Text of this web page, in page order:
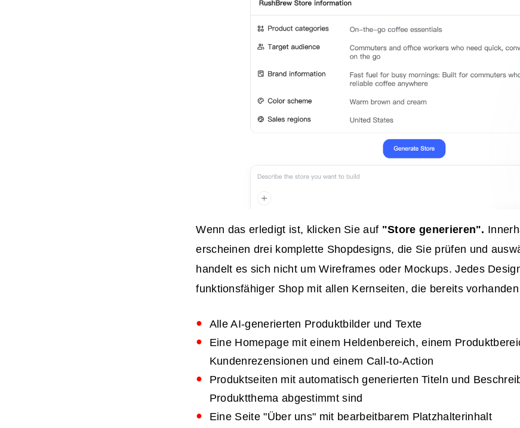
Wenn das erledigt ist, klicken Sie auf "Store generieren".
erscheinen drei komplette Shopdesigns, die Sie prüfen und
handelt es sich nicht um Wireframes oder Mockups. Jedes
funktionsfähiger Shop mit allen Kernseiten, die bereits
Alle AI-generierten Produktbilder und Texte
Eine Homepage mit einem Heldenbereich, einem
Kundenrezensionen und einem Call-to-Action
Produktseiten mit automatisch generierten Titeln und
Produktthema abgestimmt sind
Eine Seite "Über uns" mit bearbeitbarem Platzhalterinhalt